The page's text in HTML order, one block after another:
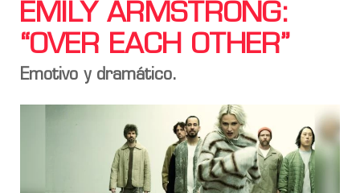
EMILY ARMSTRONG:
“OVER EACH OTHER”
Emotivo y dramático.